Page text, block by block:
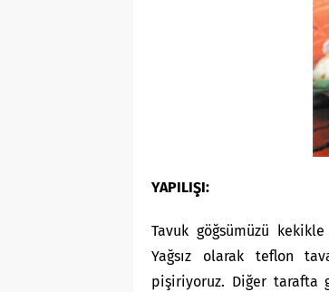
YAPILIŞI:
Tavuk göğsümüzü
Yağsız olarak teflon
pişiriyoruz. Diğer tarafta